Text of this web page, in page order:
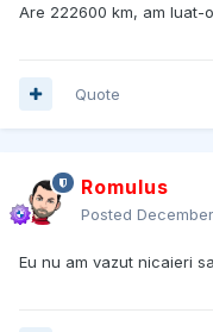
Are 222600 km, am luat-
Quote
Romulus
Posted
Eu nu am vazut nicaieri